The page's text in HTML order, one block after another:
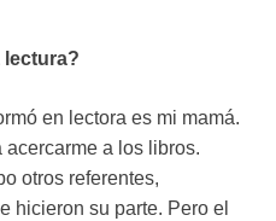
lectura?
en lectora es mi mamá.
a los libros.
otros referentes,
hicieron su parte. Pero el